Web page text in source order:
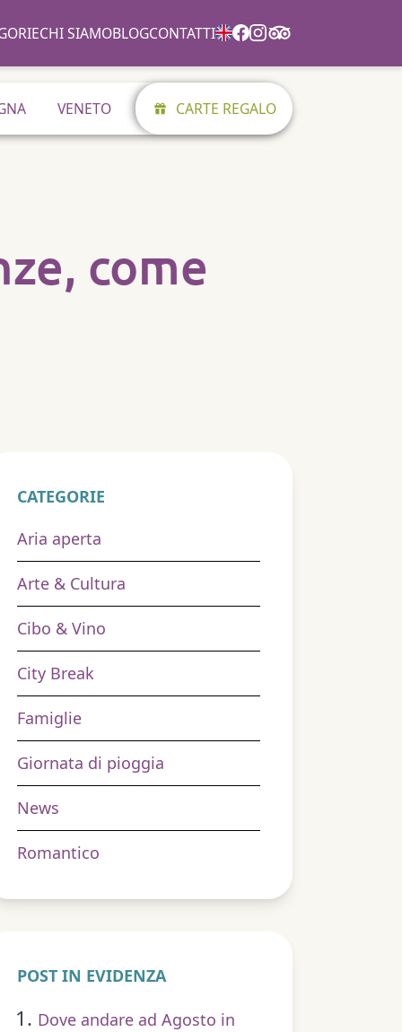
CHI SIAMOBLOGCONTATTI
VENETO CARTE REGALO
come
CATEGORIE
Aria aperta
Arte & Cultura
Cibo & Vino
City Break
Famiglie
Giornata di pioggia
News
Romantico
POST IN EVIDENZA
Dove andare ad Agosto in